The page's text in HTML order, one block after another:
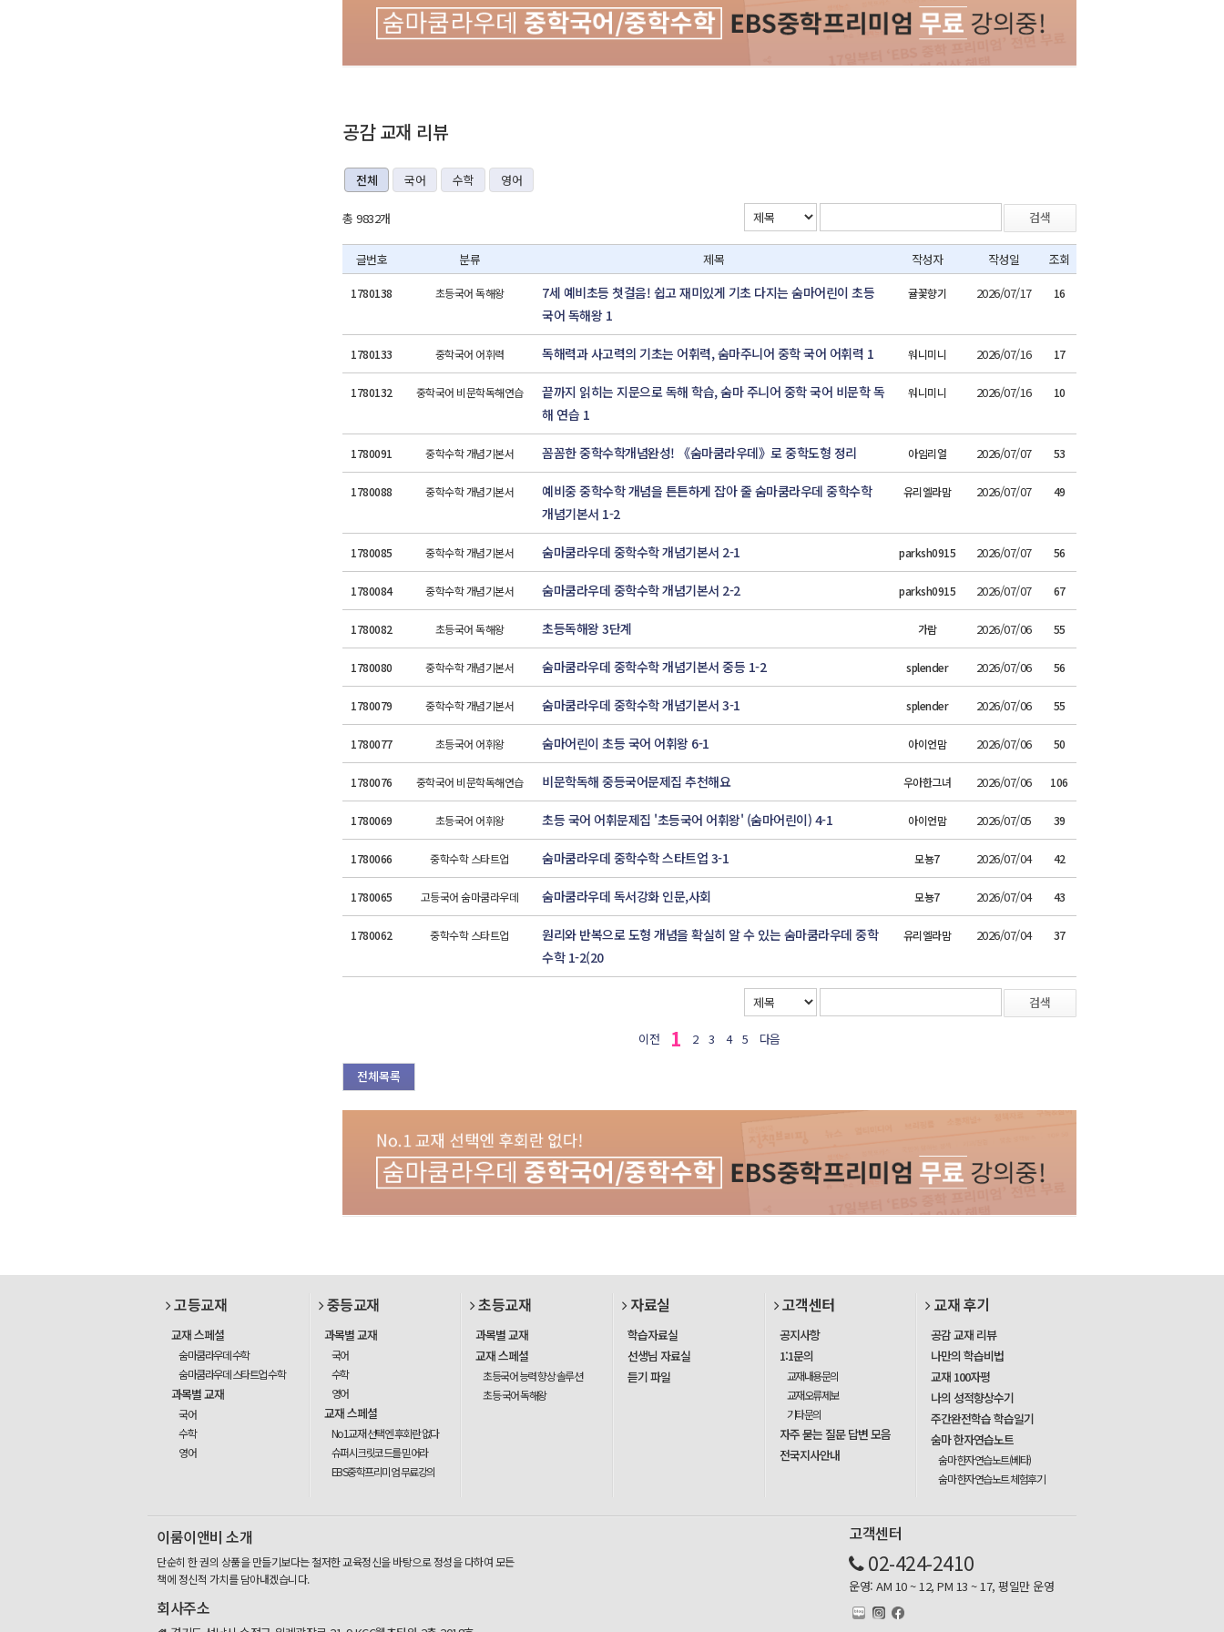
공감 교재 리뷰
전체 국어 수학 영어
총 9832개 검색
글번호 분류 제목 작성자 작성일 조회
1780138 초등국어 독해왕
7세 예비초등 첫걸음! 쉽고 재미있게 기초 다지는 숨마어린이 초등
국어 독해왕 1
귤꽃향기 2026/07/17 16
1780133 중학국어 어휘력 독해력과 사고력의 기초는 어휘력, 숨마주니어 중학 국어 어휘력 1 워니미니 2026/07/16 17
1780132 중학국어 비문학독해연습
끝까지 읽히는 지문으로 독해 학습, 숨마 주니어 중학 국어 비문학 독
해 연습 1
워니미니 2026/07/16 10
1780091 중학수학 개념기본서 꼼꼼한 중학수학개념완성! 《숨마쿰라우데》로 중학도형 정리 아임리얼 2026/07/07 53
1780088 중학수학 개념기본서
예비중 중학수학 개념을 튼튼하게 잡아 줄 숨마쿰라우데 중학수학
개념기본서 1-2
유리엘라맘 2026/07/07 49
1780085 중학수학 개념기본서 숨마쿰라우데 중학수학 개념기본서 2-1 parksh0915 2026/07/07 56
1780084 중학수학 개념기본서 숨마쿰라우데 중학수학 개념기본서 2-2 parksh0915 2026/07/07 67
1780082 초등국어 독해왕 초등독해왕 3단계 가람 2026/07/06 55
1780080 중학수학 개념기본서 숨마쿰라우데 중학수학 개념기본서 중등 1-2 splender 2026/07/06 56
1780079 중학수학 개념기본서 숨마쿰라우데 중학수학 개념기본서 3-1 splender 2026/07/06 55
1780077 초등국어 어휘왕 숨마어린이 초등 국어 어휘왕 6-1 아이언맘 2026/07/06 50
1780076 중학국어 비문학독해연습 비문학독해 중등국어문제집 추천해요 우아한그녀 2026/07/06 106
1780069 초등국어 어휘왕 초등 국어 어휘문제집 '초등국어 어휘왕' (숨마어린이) 4-1 아이언맘 2026/07/05 39
1780066 중학수학 스타트업 숨마쿰라우데 중학수학 스타트업 3-1 모뇽7 2026/07/04 42
1780065 고등국어 숨마쿰라우데 숨마쿰라우데 독서강화 인문,사회 모뇽7 2026/07/04 43
1780062 중학수학 스타트업
원리와 반복으로 도형 개념을 확실히 알 수 있는 숨마쿰라우데 중학
수학 1-2(20
유리엘라맘 2026/07/04 37
검색
이전 1 2 3 4 5 다음
전체목록
고등교재
교재 스페셜
숨마쿰라우데 수학
숨마쿰라우데 스타트업 수학
과목별 교재
국어
수학
영어
중등교재
과목별 교재
국어
수학
영어
교재 스페셜
No1교재 선택엔 후회란 없다
슈퍼시크릿코드를 믿어라
EBS중학프리미엄 무료강의
초등교재
과목별 교재
교재 스페셜
초등국어 능력 향상 솔루션
초등 국어 독해왕
자료실
학습자료실
선생님 자료실
듣기 파일
고객센터
공지사항
1:1문의
교재내용문의
교재오류제보
기타문의
자주 묻는 질문 답변 모음
전국지사안내
교재 후기
공감 교재 리뷰
나만의 학습비법
교재 100자평
나의 성적향상수기
주간완전학습 학습일기
숨마 한자연습노트
숨마 한자연습노트(베타)
숨마 한자연습노트 체험후기
이룸이앤비 소개
단순히 한 권의 상품을 만들기보다는 철저한 교육정신을 바탕으로 정성을 다하여 모든
책에 정신적 가치를 담아내겠습니다.
회사주소
고객센터
02-424-2410
운영: AM 10 ~ 12, PM 13 ~ 17, 평일만 운영